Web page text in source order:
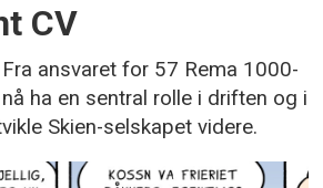
CV
ansvaret for 57 Rema 1000-
ha en sentral rolle i driften og i
Skien-selskapet videre.